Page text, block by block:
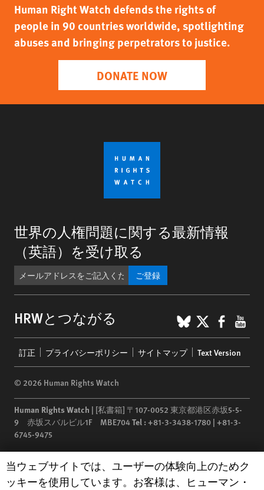
Human Right Watch defends the rights of
people in 90 countries worldwide, spotlighting
abuses and bringing perpetrators to justice.
DONATE NOW
世界の人権問題に関する最新情報
（英語）を受け取る
ご登録
HRWとつながる BlueSky
X
menu
訂正 プライバシーポリシー サイトマップ Text Version
© 2026 Human Rights Watch
Human Rights Watch | [私書箱] 〒107-0052 東京都港区赤坂5-5-
9 赤坂スバルビル1F MBE704Tel :+81-3-3438-1780 | +81-3-
6745-9475
Human Rights Watchis a 501(C)(3) nonprofit registered in the US
under EIN: 13-2875808
Human Rights Watch cookie preferences
当ウェブサイトでは、ユーザーの体験向上のためク
ッキーを使用しています。お客様は、ヒューマン・